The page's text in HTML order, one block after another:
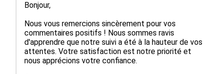
Bonjour,
Nous vous remercions sincèrement pour vos
commentaires positifs ! Nous sommes ravis
d'apprendre que notre suivi a été à la hauteur de vos
attentes. Votre satisfaction est notre priorité et
nous apprécions votre confiance.